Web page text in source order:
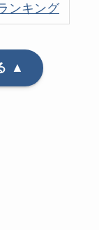
ンキング
▲